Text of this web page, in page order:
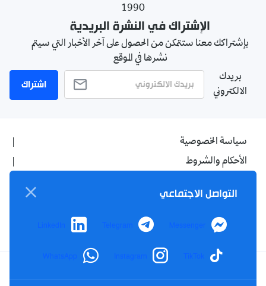
1990
الإشتراك في النشرة البريدية
بإشتراكك معنا ستتمكن من الحصول على آخر الأخبار التي سيتم
نشرها في الموقع
بريدك
الالكتروني
اشتراك
سياسة الخصوصية
الأحكام والشروط
اتصل بنا
من نحن
التواصل الاجتماعي
Messenger
Telegram
LinkedIn
TikTok
Instagram
WhatsApp